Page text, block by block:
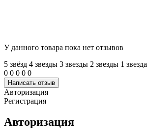
У данного товара пока нет отзывов
5 звёзд 4 звeзды 3 звeзды 2 звeзды 1 звeзда
0 0 0 0 0
Написать отзыв
Авторизация
Регистрация
Авторизация